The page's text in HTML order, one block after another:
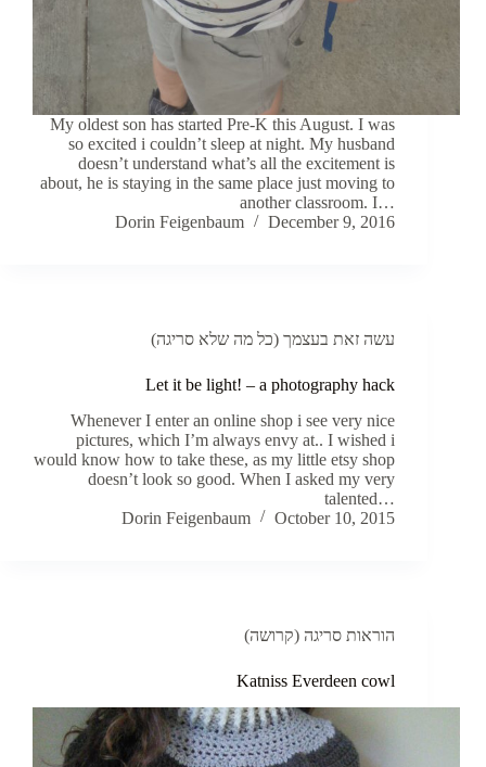
My oldest son has started Pre-K this August. I was
so excited i couldn’t sleep at night. My husband
doesn’t understand what’s all the excitement is
about, he is staying in the same place just moving to
another classroom. I…
Dorin Feigenbaum
December 9, 2016
עשה זאת בעצמך (כל מה שלא סריגה)
Let it be light! – a photography hack
Whenever I enter an online shop i see very nice
pictures, which I’m always envy at.. I wished i
would know how to take these, as my little etsy shop
doesn’t look so good. When I asked my very
talented…
Dorin Feigenbaum
October 10, 2015
הוראות סריגה (קרושה)
Katniss Everdeen cowl